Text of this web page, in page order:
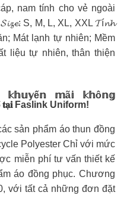
nam tính cho vẻ ngoài
S, M, L, XL, XXL 𝓣í𝓷𝓱
Mát lạnh tự nhiên; Mềm
liệu tự nhiên, thân thiện
𝕞ã𝕚 𝕜𝕙ô𝕟𝕘
𝐭𝐚̣𝐢 Faslink Uniform!
sản phẩm áo thun đồng
Polyester Chỉ với mức
miễn phí tư vấn thiết kế
áo đồng phục. Chương
với tất cả những đơn đặt